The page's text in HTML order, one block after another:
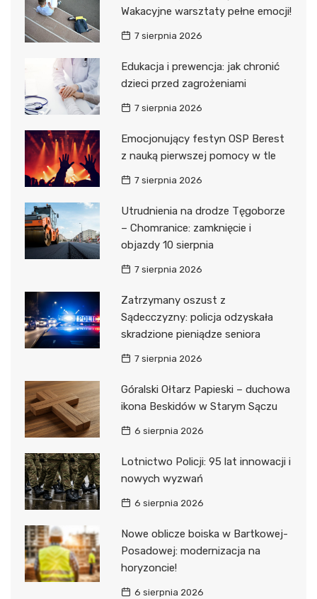
Wakacyjne warsztaty pełne emocji!
7 sierpnia 2026
Edukacja i prewencja: jak chronić
dzieci przed zagrożeniami
7 sierpnia 2026
Emocjonujący festyn OSP Berest
z nauką pierwszej pomocy w tle
7 sierpnia 2026
Utrudnienia na drodze Tęgoborze
– Chomranice: zamknięcie i
objazdy 10 sierpnia
7 sierpnia 2026
Zatrzymany oszust z
Sądecczyzny: policja odzyskała
skradzione pieniądze seniora
7 sierpnia 2026
Góralski Ołtarz Papieski – duchowa
ikona Beskidów w Starym Sączu
6 sierpnia 2026
Lotnictwo Policji: 95 lat innowacji i
nowych wyzwań
6 sierpnia 2026
Nowe oblicze boiska w Bartkowej-
Posadowej: modernizacja na
horyzoncie!
6 sierpnia 2026